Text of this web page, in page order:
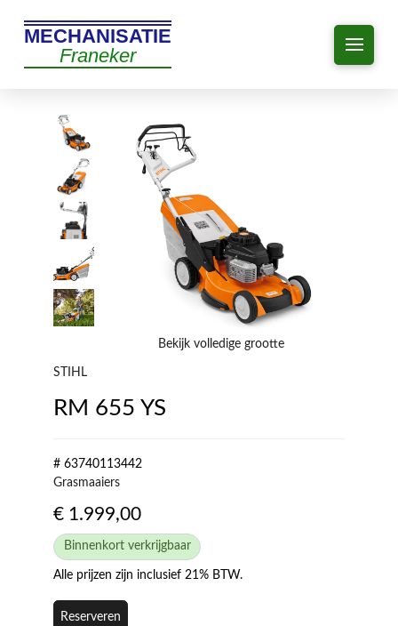
MECHANISATIE
Franeker
Bekijk volledige grootte
STIHL
RM 655 YS
# 63740113442
Grasmaaiers
€ 1.999,00
Binnenkort verkrijgbaar
Alle prijzen zijn inclusief 21% BTW.
Reserveren